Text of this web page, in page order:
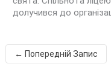
долучився до
← Попередній Запис